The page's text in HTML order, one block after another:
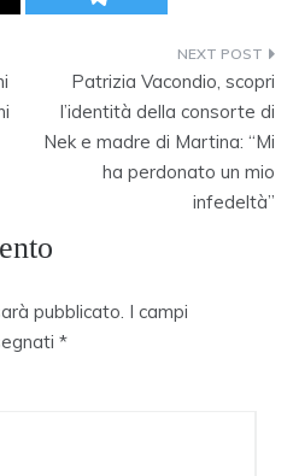
Patrizia Vacondio, scopri
l’identità della consorte di
Nek e madre di Martina: “Mi
ha perdonato un mio
infedeltà”
pubblicato. I campi
*